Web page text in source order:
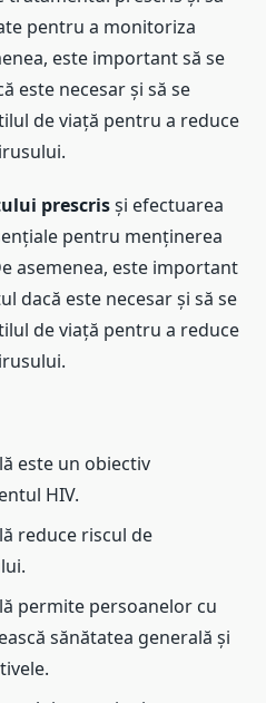
pentru a monitoriza
este important să se
este necesar și să se
de viață pentru a reduce
prescrisși efectuarea
pentru menținerea
asemenea, este important
dacă este necesar și să se
de viață pentru a reduce
este un obiectiv
HIV.
reduce riscul de
permite persoanelor cu
sănătatea generală și